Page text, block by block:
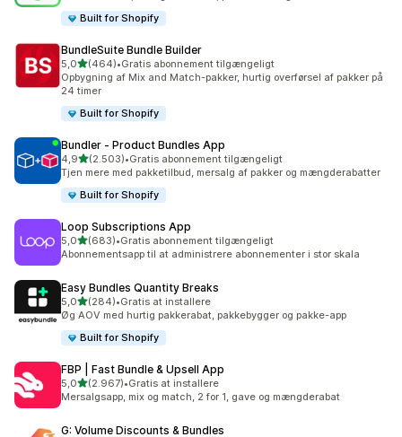
Built for Shopify
BundleSuite Bundle Builder
5,0ud af 5 stjerner
(464)
464 anmeldelser i alt
•Gratis abonnement tilgængeligt
Opbygning af Mix and Match-pakker, hurtig overførsel af pakker på
24 timer
Built for Shopify
Bundler ‑ Product Bundles App
4,9ud af 5 stjerner
(2.503)
2503 anmeldelser i alt
•Gratis abonnement tilgængeligt
Tjen mere med pakketilbud, mersalg af pakker og mængderabatter
Built for Shopify
Loop Subscriptions App
5,0ud af 5 stjerner
(683)
683 anmeldelser i alt
•Gratis abonnement tilgængeligt
Abonnementsapp til at administrere abonnementer i stor skala
Easy Bundles Quantity Breaks
5,0ud af 5 stjerner
(284)
284 anmeldelser i alt
•Gratis at installere
Øg AOV med hurtig pakkerabat, pakkebygger og pakke-app
Built for Shopify
FBP | Fast Bundle & Upsell App
5,0ud af 5 stjerner
(2.967)
2967 anmeldelser i alt
•Gratis at installere
Mersalgsapp, mix og match, 2 for 1, gave og mængderabat
G: Volume Discounts & Bundles